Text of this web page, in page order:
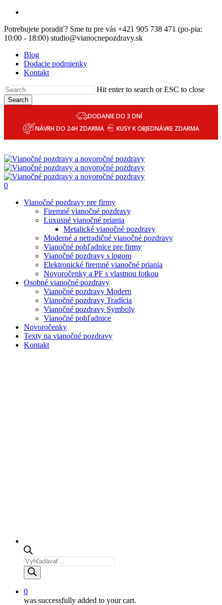
Skip
main
content
Potrebujete poradiť? Sme tu pre vás +421 905 738 471 (po-pia:
10:00 - 18:00) studio@vianocnepozdravy.sk
Blog
Dodacie podmienky
Kontakt
Hit enter to search or ESC to close
Search
DODANIE DO 3 DNÍ
NÁVRH DO 24H ZDARMA
KUSY K OBJEDNÁVKE ZDARMA
0
Vianočné pozdravy pre firmy
Firemné vianočné pozdravy
Luxusné vianočné priania
Metalické vianočné pozdravy
Moderné a netradičné vianočné pozdravy
Vianočné pohľadnice pre firmy
Vianočné pozdravy s logom
Elektronické firemné vianočné priania
Novoročenky a PF s vlastnou fotkou
Osobné vianočné pozdravy
Vianočné pozdravy Modern
Vianočné pozdravy Tradícia
Vianočné pozdravy Symboly
Vianočné pohľadnice
Novoročenky
Texty na vianočné pozdravy
Kontakt
Products
search
0
was successfully added to your cart.